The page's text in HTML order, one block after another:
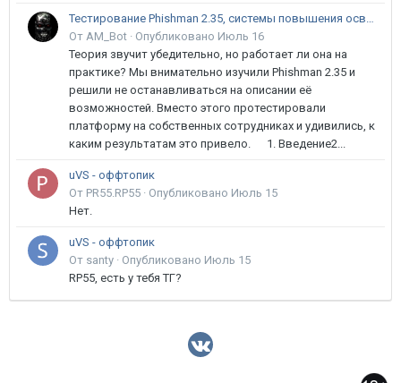
Тестирование Phishman 2.35, системы повышения осведомлённости пользователей в сфере ИБ
От AM_Bot · Опубликовано Июль 16
Теория звучит убедительно, но работает ли она на
практике? Мы внимательно изучили Phishman 2.35 и
решили не останавливаться на описании её
возможностей. Вместо этого протестировали
платформу на собственных сотрудниках и удивились, к
каким результатам это привело. 1. Введение2...
uVS - оффтопик
От PR55.RP55 · Опубликовано Июль 15
Нет.
uVS - оффтопик
От santy · Опубликовано Июль 15
RP55, есть у тебя ТГ?